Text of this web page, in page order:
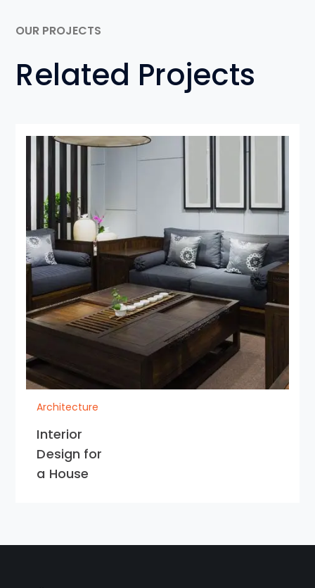
OUR PROJECTS
Related Projects
Architecture
Interior
Design for
a House